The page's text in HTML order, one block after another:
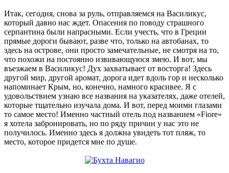
Итак, сегодня, снова за руль, отправляемся на Василикус,
который давно нас ждет. Опасения по поводу страшного
серпантина были напрасными. Если учесть, что в Греции
прямые дороги бывают, разве что, только на автобанах, то
здесь на острове, они просто замечательные, не смотря на то,
что похожи на постоянно извивающуюся змею. И вот, мы
въезжаем в Василикус! Дух захватывает от восторга! Здесь
другой мир, другой аромат, дорога идет вдоль гор и несколько
напоминает Крым, но, конечно, намного красивее. Я с
удовольствием узнаю все названия на указателях, даже отелей,
которые тщательно изучала дома. И вот, перед моими глазами
то самое место! Именно частный отель под названием «Fiore»
я хотела забронировать, но по ряду причин у нас это не
получилось. Именно здесь я должна увидеть тот пляж, то
место, которое придется мне по душе.